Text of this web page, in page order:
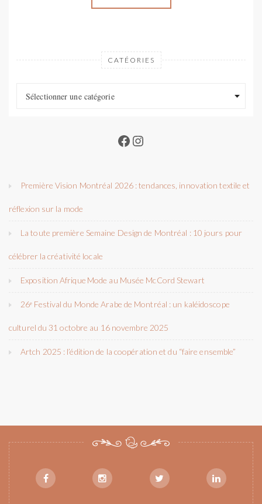
CATÉORIES
Sélectionner une catégorie
Facebook
Instagram
Première Vision Montréal 2026 : tendances, innovation textile et
réflexion sur la mode
La toute première Semaine Design de Montréal : 10 jours pour
célébrer la créativité locale
Exposition Afrique Mode au Musée McCord Stewart
26ᵉ Festival du Monde Arabe de Montréal : un kaléidoscope
culturel du 31 octobre au 16 novembre 2025
Artch 2025 : l’édition de la coopération et du “faire ensemble”